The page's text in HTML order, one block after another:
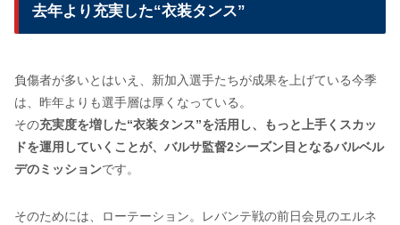
去年より充実した“衣装タンス”
負傷者が多いとはいえ、新加入選手たちが成果を上げている今季
は、昨年よりも選手層は厚くなっている。
その充実度を増した“衣装タンス”を活用し、もっと上手くスカッ
ドを運用していくことが、バルサ監督2シーズン目となるバルベル
デのミッションです。
そのためには、ローテーション。レバンテ戦の前日会見のエルネ